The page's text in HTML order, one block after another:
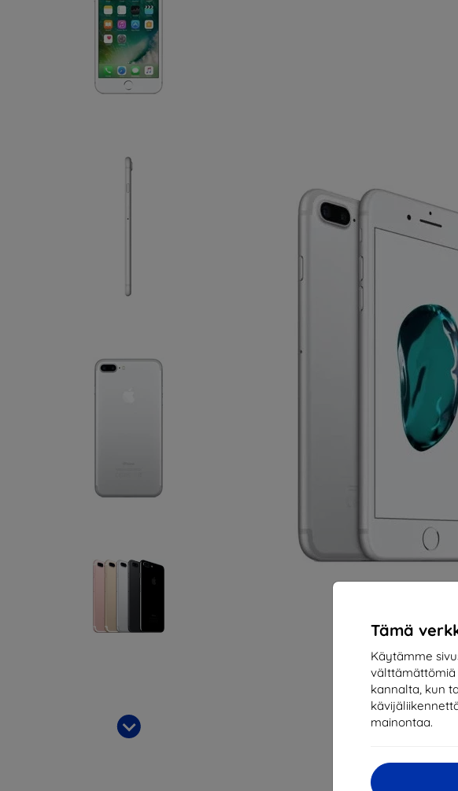
Tämä
Käytämme
välttämättömiä
kannalta, kun
mainontaa.